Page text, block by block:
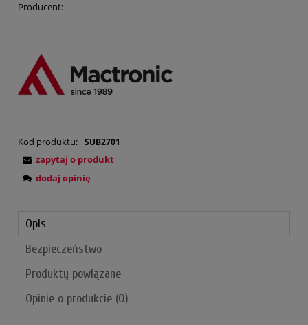
Producent:
Kod produktu: SUB2701
zapytaj o produkt
dodaj opinię
Opis
Bezpieczeństwo
Produkty powiązane
Opinie o produkcie (0)